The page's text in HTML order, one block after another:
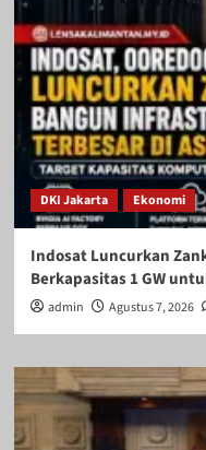
DKI Jakarta Ekonomi
Indosat Luncurkan
Berkapasitas 1 GW
admin Agustus 7, 2026